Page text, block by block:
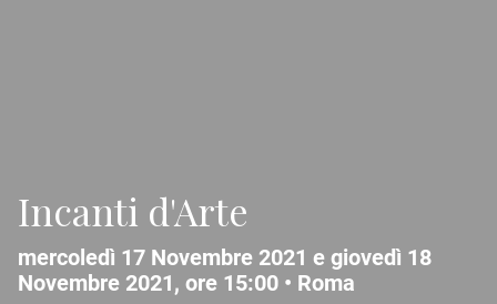
Incanti d'Arte
mercoledì 17 Novembre 2021 e giovedì 18
Novembre 2021, ore 15:00 • Roma